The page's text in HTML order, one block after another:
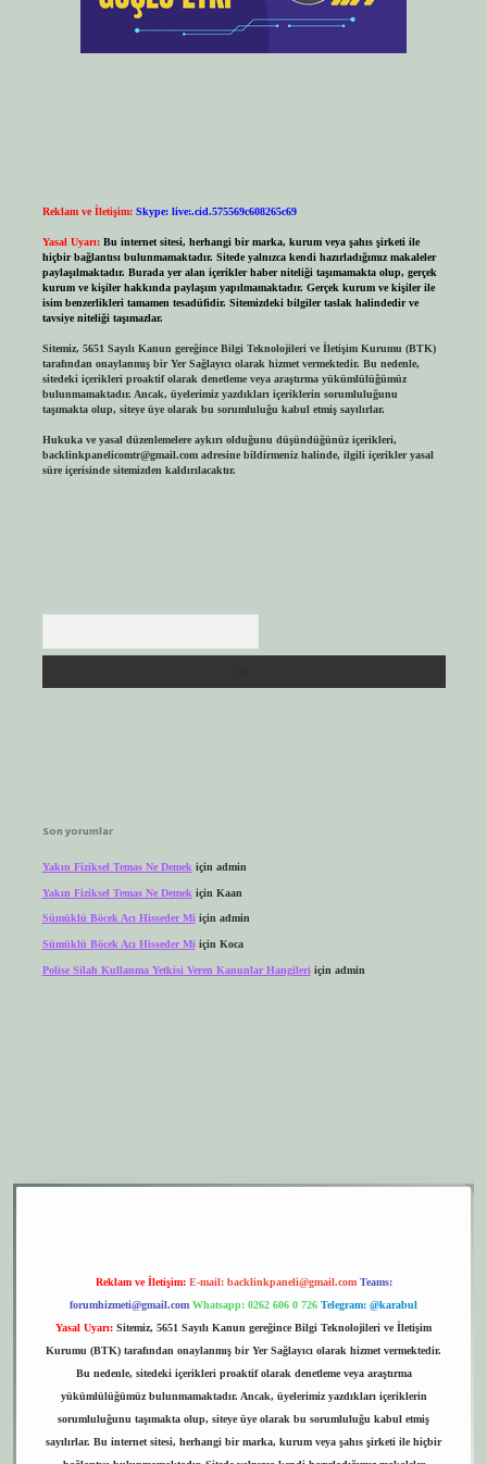
Reklam ve İletişim: Skype: live:.cid.575569c608265c69
Yasal Uyarı: Bu internet sitesi, herhangi bir marka, kurum veya şahıs şirketi ile
hiçbir bağlantısı bulunmamaktadır. Sitede yalnızca kendi hazırladığımız makaleler
paylaşılmaktadır. Burada yer alan içerikler haber niteliği taşımamakta olup, gerçek
kurum ve kişiler hakkında paylaşım yapılmamaktadır. Gerçek kurum ve kişiler ile
isim benzerlikleri tamamen tesadüfidir. Sitemizdeki bilgiler taslak halindedir ve
tavsiye niteliği taşımazlar.
Sitemiz, 5651 Sayılı Kanun gereğince Bilgi Teknolojileri ve İletişim Kurumu (BTK)
tarafından onaylanmış bir Yer Sağlayıcı olarak hizmet vermektedir. Bu nedenle,
sitedeki içerikleri proaktif olarak denetleme veya araştırma yükümlülüğümüz
bulunmamaktadır. Ancak, üyelerimiz yazdıkları içeriklerin sorumluluğunu
taşımakta olup, siteye üye olarak bu sorumluluğu kabul etmiş sayılırlar.
Hukuka ve yasal düzenlemelere aykırı olduğunu düşündüğünüz içerikleri,
backlinkpanelicomtr@gmail.comadresine bildirmeniz halinde, ilgili içerikler yasal
süre içerisinde sitemizden kaldırılacaktır.
Son yorumlar
Yakın Fiziksel Temas Ne Demek için admin
Yakın Fiziksel Temas Ne Demek için Kaan
Sümüklü Böcek Acı Hisseder Miiçin admin
Sümüklü Böcek Acı Hisseder Mi için Koca
Polise Silah Kullanma Yetkisi Veren Kanunlar Hangileri için admin
Reklam ve İletişim: E-mail: backlinkpaneli@gmail.com Teams:
forumhizmeti@gmail.com Whatsapp: 0262 606 0 726 Telegram: @karabul
Yasal Uyarı: Sitemiz, 5651 Sayılı Kanun gereğince Bilgi Teknolojileri ve İletişim
Kurumu (BTK) tarafından onaylanmış bir Yer Sağlayıcı olarak hizmet vermektedir.
Bu nedenle, sitedeki içerikleri proaktif olarak denetleme veya araştırma
yükümlülüğümüz bulunmamaktadır. Ancak, üyelerimiz yazdıkları içeriklerin
sorumluluğunu taşımakta olup, siteye üye olarak bu sorumluluğu kabul etmiş
sayılırlar. Bu internet sitesi, herhangi bir marka, kurum veya şahıs şirketi ile hiçbir